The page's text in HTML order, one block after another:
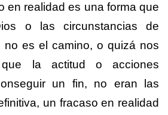
en realidad es una forma que
o las circunstancias de
no es el camino, o quizá nos
la actitud o acciones
un fin, no eran las
un fracaso en realidad